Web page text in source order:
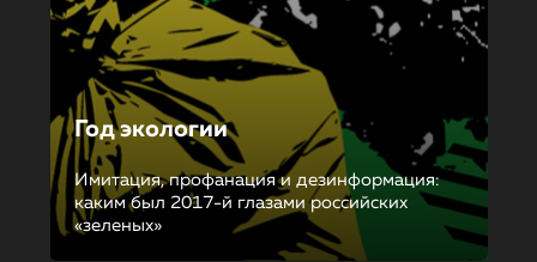
Год экологии
Имитация, профанация и дезинформация:
каким был 2017-й глазами российских
«зеленых»